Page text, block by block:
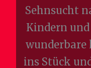
Sehnsucht
Kindern
wunderbare
ins Stück